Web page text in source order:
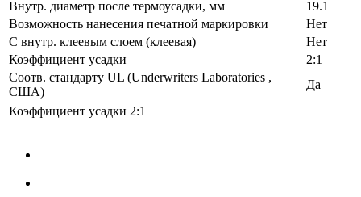
Внутр. диаметр после термоусадки, мм
19.1
Возможность нанесения печатной маркировки
Нет
С внутр. клеевым слоем (клеевая)
Нет
Коэффициент усадки
2:1
Соотв. стандарту UL (Underwriters Laboratories ,
США)
Да
Коэффициент усадки 2:1